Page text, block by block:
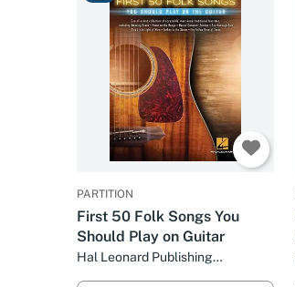
PARTITION
First 50 Folk Songs You
Should Play on Guitar
Hal Leonard Publishing